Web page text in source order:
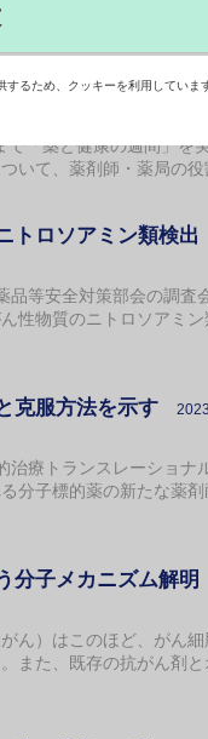
・薬局の役割を啓発
「薬と健康の週間」を
いて、薬剤師・薬局の役
トロソアミン類検出
等安全対策部会の調査
性物質のニトロソアミ
克服方法を示す
療トランスレーショナ
分子標的薬の新たな薬
分子メカニズム解明
ん）はこのほど、がん
また、既存の抗がん剤
るため、クッキーを利用してい